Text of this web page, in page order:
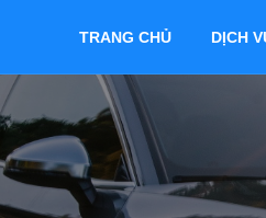
TRANG CHỦ DỊCH